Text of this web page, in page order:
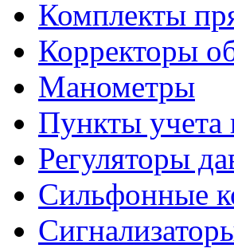
Комплекты
Корректоры
Манометры
Пункты учета
Регуляторы
Сильфонные